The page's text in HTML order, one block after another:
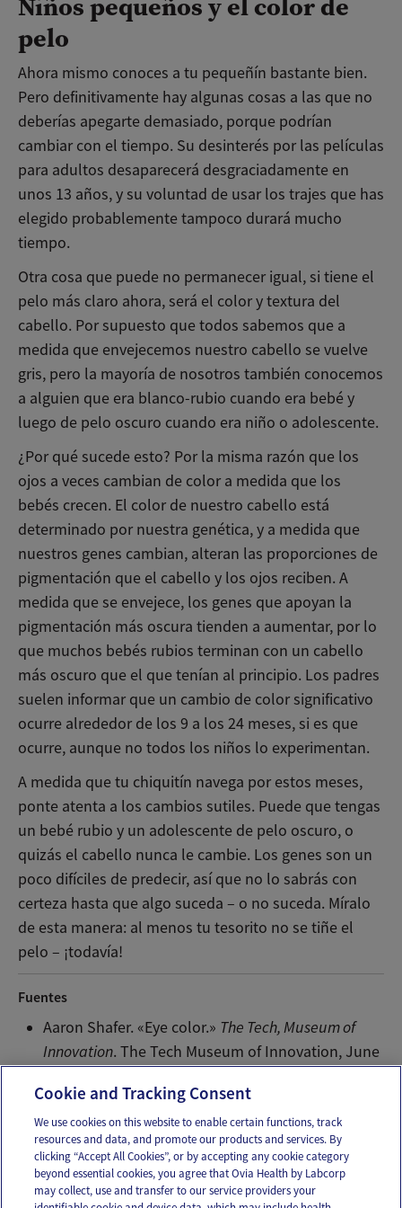
pelo
Ahora mismo conoces a tu pequeñín bastante bien.
Pero definitivamente hay algunas cosas a las que no
deberías apegarte demasiado, porque podrían
cambiar con el tiempo. Su desinterés por las películas
para adultos desaparecerá desgraciadamente en
unos 13 años, y su voluntad de usar los trajes que has
elegido probablemente tampoco durará mucho
tiempo.
Otra cosa que puede no permanecer igual, si tiene el
pelo más claro ahora, será el color y textura del
cabello. Por supuesto que todos sabemos que a
medida que envejecemos nuestro cabello se vuelve
gris, pero la mayoría de nosotros también conocemos
a alguien que era blanco-rubio cuando era bebé y
luego de pelo oscuro cuando era niño o adolescente.
¿Por qué sucede esto? Por la misma razón que los
ojos a veces cambian de color a medida que los
bebés crecen. El color de nuestro cabello está
determinado por nuestra genética, y a medida que
nuestros genes cambian, alteran las proporciones de
pigmentación que el cabello y los ojos reciben. A
medida que se envejece, los genes que apoyan la
pigmentación más oscura tienden a aumentar, por lo
que muchos bebés rubios terminan con un cabello
más oscuro que el que tenían al principio. Los padres
suelen informar que un cambio de color significativo
ocurre alrededor de los 9 a los 24 meses, si es que
ocurre, aunque no todos los niños lo experimentan.
A medida que tu chiquitín navega por estos meses,
ponte atenta a los cambios sutiles. Puede que tengas
un bebé rubio y un adolescente de pelo oscuro, o
quizás el cabello nunca le cambie. Los genes son un
poco difíciles de predecir, así que no lo sabrás con
certeza hasta que algo suceda – o no suceda. Míralo
de esta manera: al menos tu tesorito no se tiñe el
pelo – ¡todavía!
Fuentes
Aaron Shafer. «Eye color.» The Tech, Museum of
Innovation. The Tech Museum of Innovation, June
Email Text
Cookie and Tracking Consent
We use cookies on this website to enable certain functions, track
resources and data, and promote our products and services. By
clicking “Accept All Cookies”, or by accepting any cookie category
beyond essential cookies, you agree that Ovia Health by Labcorp
may collect, use and transfer to our service providers your